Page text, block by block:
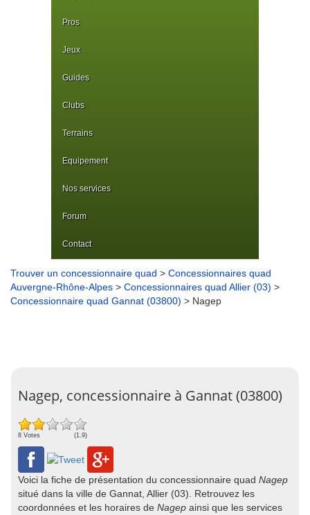
Pros
Jeux
Guides
Clubs
Terrains
Equipement
Nos services
Forum
Contact
Trouver un concessionnaire quad > Concessionnaires quad
Auvergne-Rhône-Alpes > Concessionnaires quad Allier (03) >
Concessionnaire quad Gannat (03800) > Nagep
Nagep, concessionnaire à Gannat (03800)
8 Votes (1.9)
Voici la fiche de présentation du concessionnaire quad Nagep
situé dans la ville de Gannat, Allier (03). Retrouvez les
coordonnées et les horaires de Nagep ainsi que les services